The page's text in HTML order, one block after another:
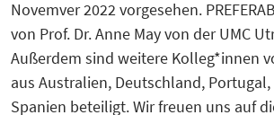
Novemver 2022 vorgesehen.
von Prof. Dr. Anne May von der UMC
Außerdem sind weitere Kolleg*innen
aus Australien, Deutschland,
Spanien beteiligt. Wir freuen uns auf